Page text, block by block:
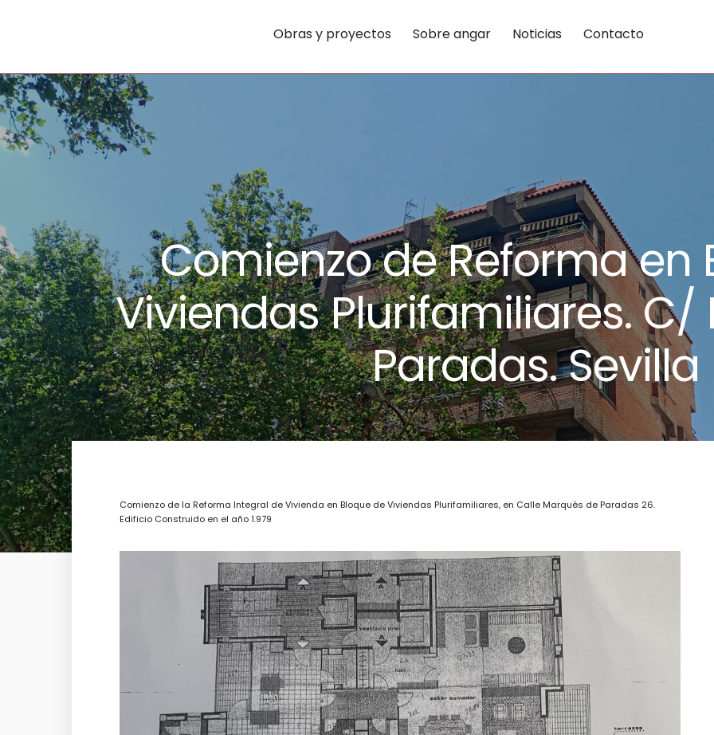
Obras y proyectos Sobre angar Noticias Contacto
Comienzo de Reforma en
Viviendas Plurifamiliares.
Paradas. Sevilla
Comienzo de la Reforma Integral de Vivienda en Bloque de Viviendas Plurifamiliares, en Calle Marqués de Paradas 26.
Edificio Construido en el año 1.979